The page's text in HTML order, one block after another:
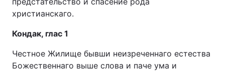
христианскаго.
Кондак, глас 1
Честное Жилище бывши неизреченнаго естества
Божественнаго выше слова и паче ума и